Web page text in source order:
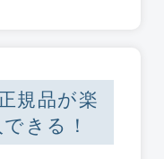
規品が楽
きる！